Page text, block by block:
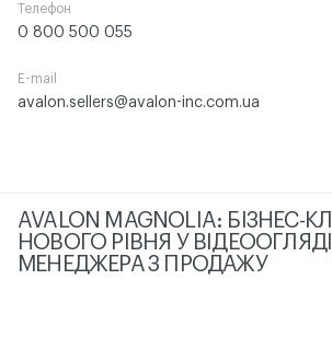
Телефон
0 800 500 055
E-mail
avalon.sellers@avalon-inc.com.ua
AVALON MAGNOLIA: БІЗНЕС-
НОВОГО РІВНЯ У
МЕНЕДЖЕРА З ПРОДАЖУ